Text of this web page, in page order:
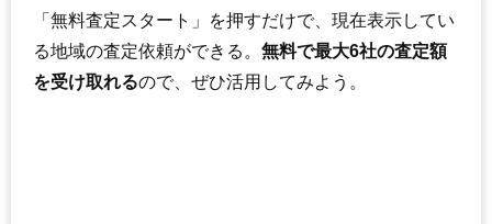
「無料査定スタート」を押すだけで、現在表示してい
る地域の査定依頼ができる。 無料で最大6社の査定額
を受け取れるので、ぜひ活用してみよう。